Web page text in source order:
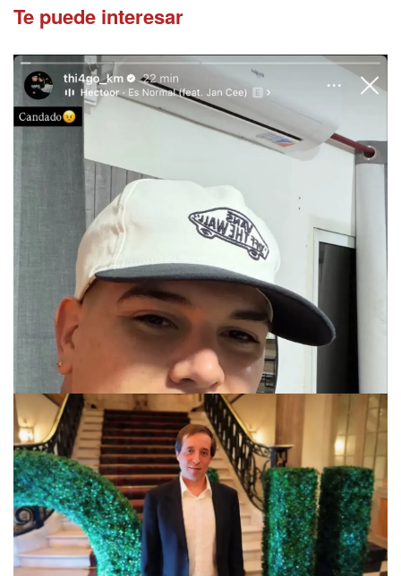
Te puede interesar
Grave acusación
Imputaron a Thiago Medina por presunto
abuso sexual con acceso carnal contra su
prima